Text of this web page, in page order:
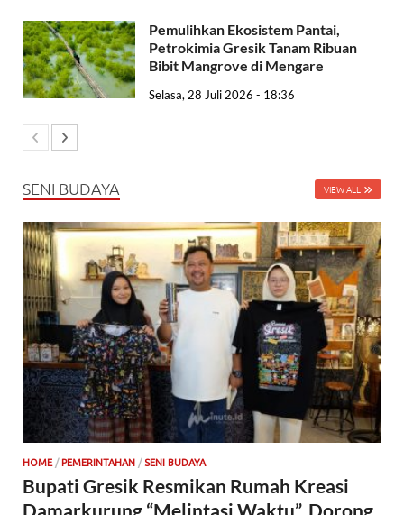
Pemulihkan Ekosistem Pantai,
Petrokimia Gresik Tanam Ribuan
Bibit Mangrove di Mengare
Selasa, 28 Juli 2026 - 18:36
SENI BUDAYA VIEW ALL
HOME/ PEMERINTAHAN /SENI BUDAYA
Bupati Gresik Resmikan Rumah Kreasi
Damarkurung “Melintasi Waktu”, Dorong